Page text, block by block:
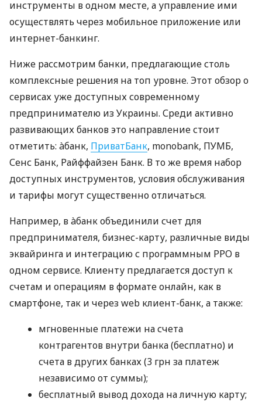
инструменты в одном месте, а управление ими
осуществлять через мобильное приложение или
интернет-банкинг.
Ниже рассмотрим банки, предлагающие столь
комплексные решения на топ уровне. Этот обзор о
сервисах уже доступных современному
предпринимателю из Украины. Среди активно
развивающих банков это направление стоит
отметить: àбанк, ПриватБанк, monobank, ПУМБ,
Сенс Банк, Райффайзен Банк. В то же время набор
доступных инструментов, условия обслуживания
и тарифы могут существенно отличаться.
Например, в àбанк объединили счет для
предпринимателя, бизнес-карту, различные виды
эквайринга и интеграцию с программным РРО в
одном сервисе. Клиенту предлагается доступ к
счетам и операциям в формате онлайн, как в
смартфоне, так и через web клиент-банк, а также:
мгновенные платежи на счета
контрагентов внутри банка (бесплатно) и
счета в других банках (3 грн за платеж
независимо от суммы);
бесплатный вывод дохода на личную карту;